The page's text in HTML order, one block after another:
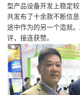
型产品设备开发上稳定
共发布了十余款不断信
途中作为的另一个造就
评，接连获赞。